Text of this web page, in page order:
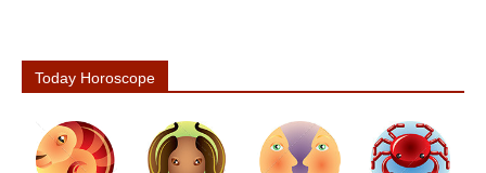
Today Horoscope